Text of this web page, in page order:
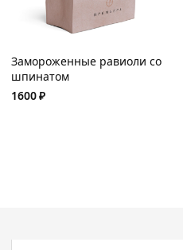
Замороженные равиоли со
шпинатом
1600₽